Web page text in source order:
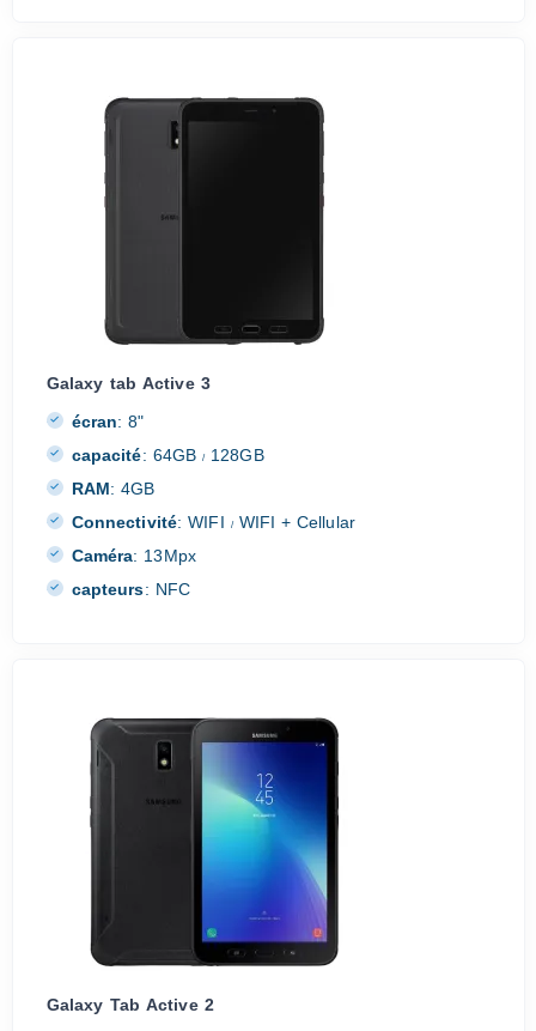
Galaxy tab Active 3
écran: 8"
capacité: 64GB/ 128GB
RAM: 4GB
Connectivité: WIFI /WIFI + Cellular
Caméra: 13Mpx
capteurs: NFC
Galaxy Tab Active 2